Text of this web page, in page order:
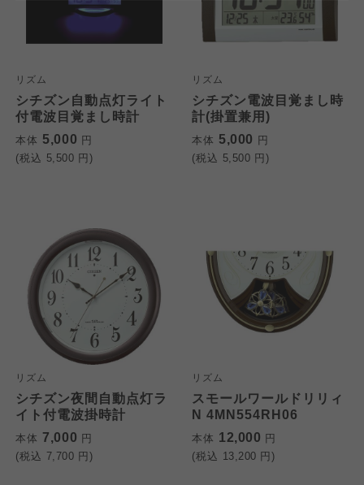
リズム
シチズン自動点灯ライト
付電波目覚まし時計
本体 5,000 円
(税込 5,500 円)
リズム
シチズン電波目覚まし時
計(掛置兼用)
本体 5,000 円
(税込 5,500 円)
リズム
シチズン夜間自動点灯ラ
イト付電波掛時計
本体 7,000 円
(税込 7,700 円)
リズム
スモールワールドリリィ
N 4MN554RH06
本体 12,000 円
(税込 13,200 円)
おおさかパルコープ
大阪いずみ市民生協
おおさかパルコープ
よどがわ市民生協
大阪いずみ市民生協
おおさかパルコープ
大阪いずみ市民生協